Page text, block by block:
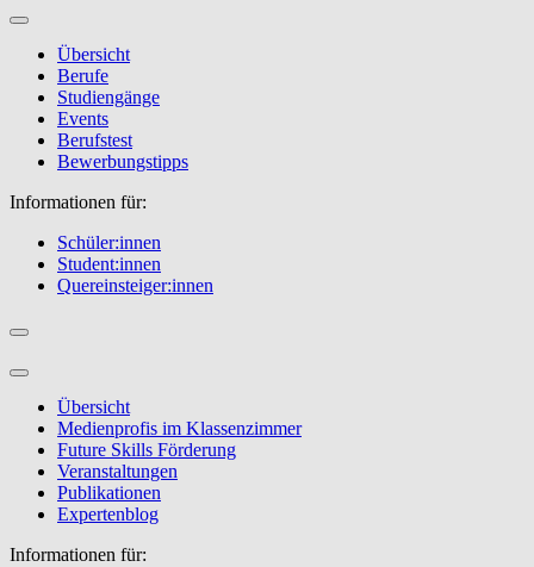
Übersicht
Berufe
Studiengänge
Events
Berufstest
Bewerbungstipps
Informationen für:
Schüler:innen
Student:innen
Quereinsteiger:innen
Übersicht
Medienprofis im Klassenzimmer
Future Skills Förderung
Veranstaltungen
Publikationen
Expertenblog
Informationen für: